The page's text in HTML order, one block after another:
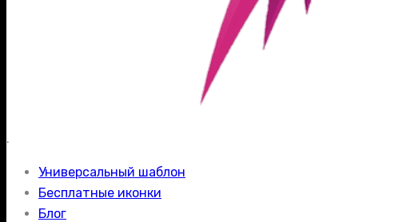
.
Универсальный шаблон
Бесплатные иконки
Блог